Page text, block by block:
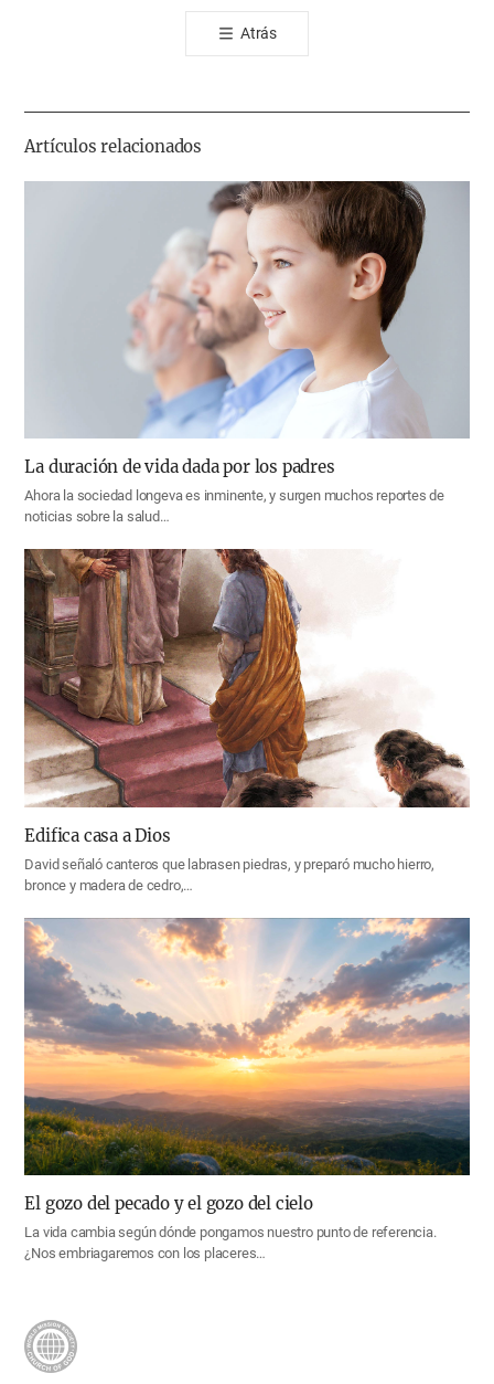
톡
공
기
Atrás
Artículos relacionados
La duración de vida dada por los padres
Ahora la sociedad longeva es inminente, y surgen muchos reportes de
noticias sobre la salud…
Edifica casa a Dios
David señaló canteros que labrasen piedras, y preparó mucho hierro,
bronce y madera de cedro,…
El gozo del pecado y el gozo del cielo
La vida cambia según dónde pongamos nuestro punto de referencia.
¿Nos embriagaremos con los placeres…